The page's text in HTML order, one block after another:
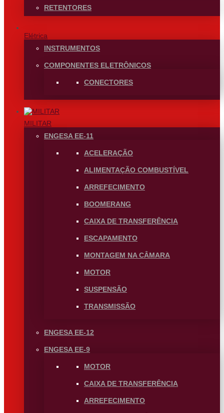
RETENTORES
Elétrica
INSTRUMENTOS
COMPONENTES ELETRÔNICOS
CONECTORES
MILITAR
ENGESA EE-11
ACELERAÇÃO
ALIMENTAÇÃO COMBUSTÍVEL
ARREFECIMENTO
BOOMERANG
CAIXA DE TRANSFERÊNCIA
ESCAPAMENTO
MONTAGEM NA CÂMARA
MOTOR
SUSPENSÃO
TRANSMISSÃO
ENGESA EE-12
ENGESA EE-9
MOTOR
CAIXA DE TRANSFERÊNCIA
ARREFECIMENTO